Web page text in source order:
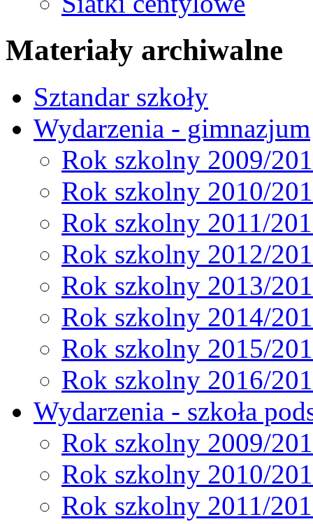
Materiały archiwalne
Sztandar szkoły
Wydarzenia - gimnazjum
Rok szkolny 2009/
Rok szkolny 2010/
Rok szkolny 2011/
Rok szkolny 2012/
Rok szkolny 2013/
Rok szkolny 2014/
Rok szkolny 2015/
Rok szkolny 2016/
Wydarzenia - szkoła
Rok szkolny 2009/
Rok szkolny 2010/
Rok szkolny 2011/